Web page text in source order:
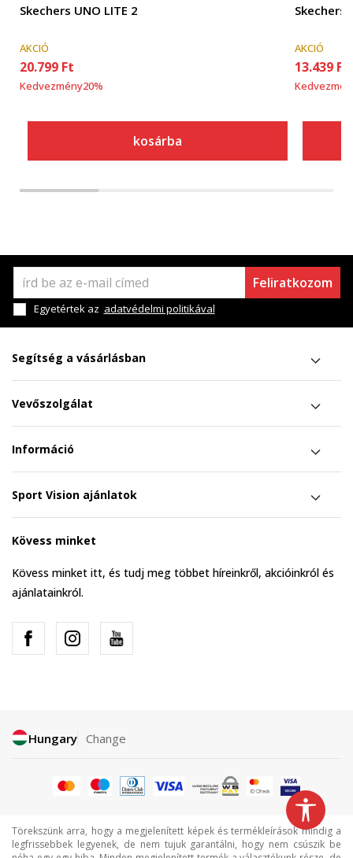
Skechers UNO LITE 2
AKCIÓ
20.799 Ft
Kedvezmény20%
kosárba
Skechers
AKCIÓ
13.439 Ft
Feliratkozom
Egyetértek az adatvédelmi politikával
Segítség a vásárlásban
Vevőszolgálat
Információ
Sport Vision ajánlatok
Kövess minket
Kövess minket itt, és tudj meg többet híreinkről, akcióinkról és
ajánlatainkról.
Hungary Change
Törekszünk arra, hogy a megjelenített képek és termékleírások mindig a
legfrissebbek legyenek, de nem tujuk garantálni, hogy nem csúszik be